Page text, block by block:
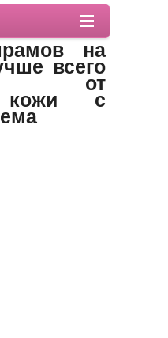
на
всего
от
кожи с